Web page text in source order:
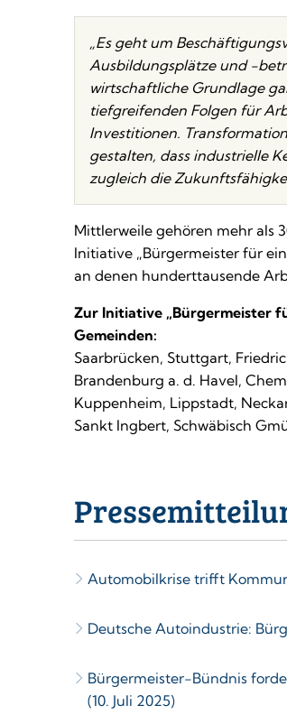
„Es geht um
Ausbildungsplätze und -
wirtschaftliche Grundlage
tiefgreifenden Folgen für
Investitionen.
gestalten, dass industrielle
zugleich die
Mittlerweile gehören mehr als
Initiative „Bürgermeister für
an denen hunderttausende
Zur Initiative „Bürgermeister
Gemeinden:
Saarbrücken, Stuttgart,
Brandenburg a. d. Havel,
Kuppenheim, Lippstadt,
Sankt Ingbert, Schwäbisch
Automobilkrise trifft
Deutsche Autoindustrie:
Bürgermeister-Bündnis
(10. Juli 2025)